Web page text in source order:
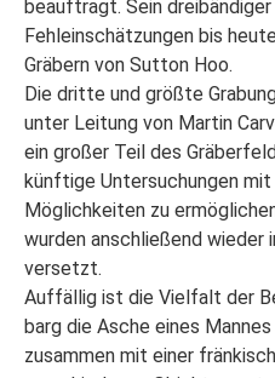
beauftragt. Sein
Fehleinschätzungen bis
Gräbern von Sutton Hoo.
Die dritte und größte
unter Leitung von Martin
ein großer Teil des
künftige Untersuchungen
Möglichkeiten zu
wurden anschließend wieder
versetzt.
Auffällig ist die Vielfalt der
barg die Asche eines
zusammen mit einer